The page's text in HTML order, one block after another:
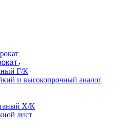
Г/К
и высокопрочный аналог
Х/К
лист